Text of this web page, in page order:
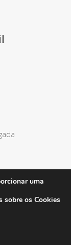
de
uma
sobre os Cookies